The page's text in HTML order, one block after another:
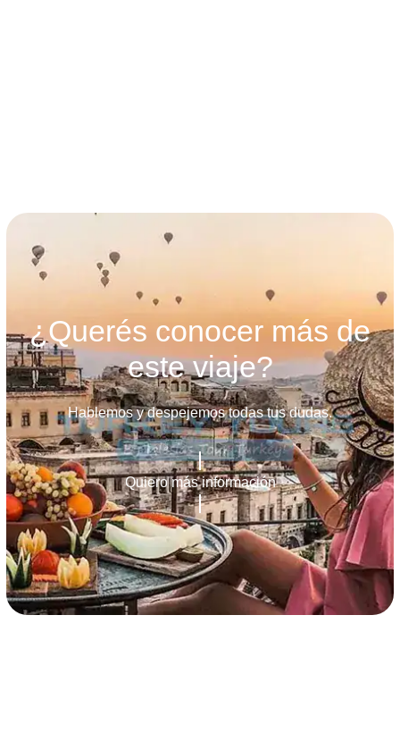
¿Querés conocer más de
este viaje?
Hablemos y despejemos todas tus dudas.
Quiero más información